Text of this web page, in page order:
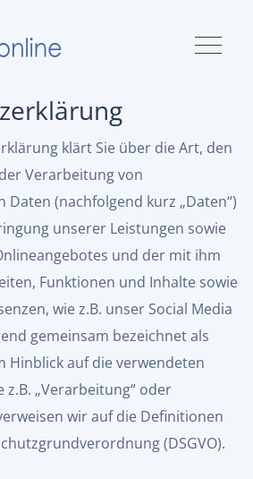
klärt Sie über die Art, den
Verarbeitung von
Daten (nachfolgend kurz „Daten“)
unserer Leistungen sowie
und der mit ihm
Funktionen und Inhalte sowie
wie z.B. unser Social Media
gemeinsam bezeichnet als
Hinblick auf die verwendeten
„Verarbeitung“ oder
wir auf die Definitionen
(DSGVO).